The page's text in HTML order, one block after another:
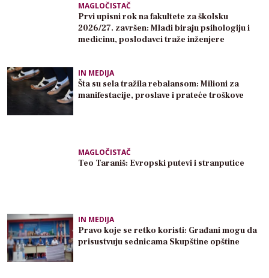
MAGLOČISTAČ
Prvi upisni rok na fakultete za školsku
2026/27. završen: Mladi biraju psihologiju i
medicinu, poslodavci traže inženjere
IN MEDIJA
Šta su sela tražila rebalansom: Milioni za
manifestacije, proslave i prateće troškove
MAGLOČISTAČ
Teo Taraniš: Evropski putevi i stranputice
IN MEDIJA
Pravo koje se retko koristi: Građani mogu da
prisustvuju sednicama Skupštine opštine